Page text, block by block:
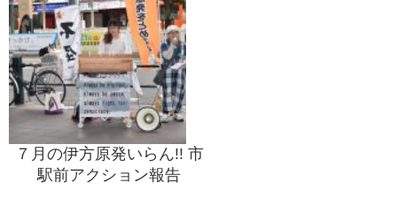
７月の伊方原発いらん!! 市
駅前アクション報告